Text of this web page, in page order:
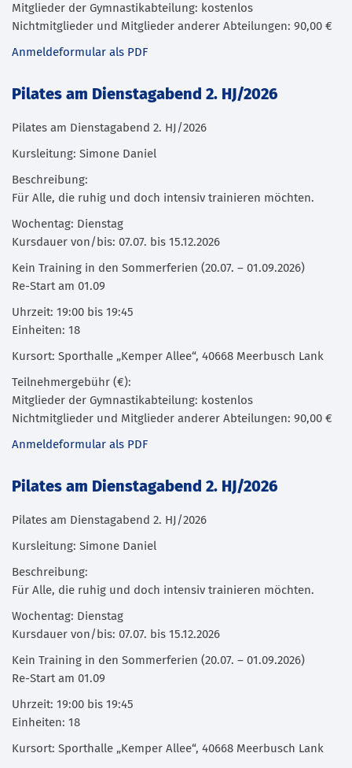
Mitglieder der Gymnastikabteilung: kostenlos
Nichtmitglieder und Mitglieder anderer Abteilungen: 90,00 €
Anmeldeformular als PDF
Pilates am Dienstagabend 2. HJ/2026
Pilates am Dienstagabend 2. HJ/2026
Kursleitung: Simone Daniel
Beschreibung:
Für Alle, die ruhig und doch intensiv trainieren möchten.
Wochentag: Dienstag
Kursdauer von/bis: 07.07. bis 15.12.2026
Kein Training in den Sommerferien (20.07. – 01.09.2026)
Re-Start am 01.09
Uhrzeit: 19:00 bis 19:45
Einheiten: 18
Kursort: Sporthalle „Kemper Allee“, 40668 Meerbusch Lank
Teilnehmergebühr (€):
Mitglieder der Gymnastikabteilung: kostenlos
Nichtmitglieder und Mitglieder anderer Abteilungen: 90,00 €
Anmeldeformular als PDF
Pilates am Dienstagabend 2. HJ/2026
Pilates am Dienstagabend 2. HJ/2026
Kursleitung: Simone Daniel
Beschreibung:
Für Alle, die ruhig und doch intensiv trainieren möchten.
Wochentag: Dienstag
Kursdauer von/bis: 07.07. bis 15.12.2026
Kein Training in den Sommerferien (20.07. – 01.09.2026)
Re-Start am 01.09
Uhrzeit: 19:00 bis 19:45
Einheiten: 18
Kursort: Sporthalle „Kemper Allee“, 40668 Meerbusch Lank